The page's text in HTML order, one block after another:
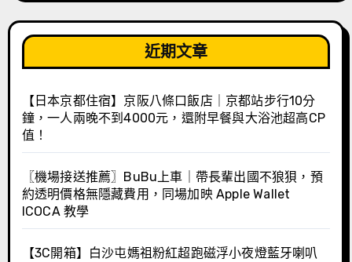
近期文章
【日本京都住宿】京阪八條口飯店｜京都站步行10分
鐘，一人兩晚不到4000元，還附早餐與大浴池超高CP
值！
〖機場接送推薦〗BuBu上車｜帶長輩出國不狼狽，預
約透明價格無隱藏費用，同場加映 Apple Wallet
ICOCA 教學
【3C開箱】白沙屯媽祖粉紅超跑磁浮小夜燈藍牙喇叭